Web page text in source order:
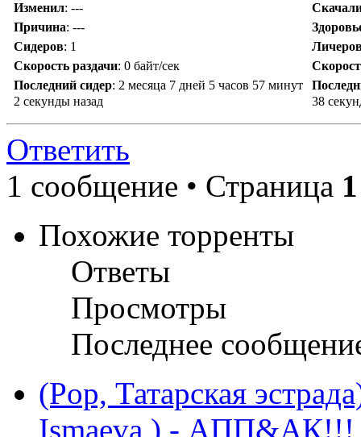
Изменил: ---
Причина: ---
Сидеров: 1
Скорость раздачи: 0 байт/сек
Последний сидер: 2 месяца 7 дней 5 часов 57 минут
2 секунды назад
38
Ответить
1 сообщение • Страница 1
Похожие торренты
Ответы
Просмотры
Последнее
(Pop, Татарская
Ismaeva ) - АПП&АК!!!,